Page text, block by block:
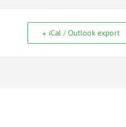
+ iCal / Outlook export